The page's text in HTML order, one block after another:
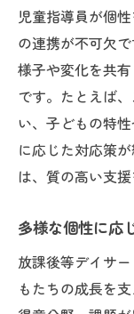
児童指導員が個
の連携が不可欠
様子や変化を共
です。たとえば
い、子どもの特
に応じた対応策
は、質の高い支
多様な個性に応
放課後等デイサ
もたちの成長を